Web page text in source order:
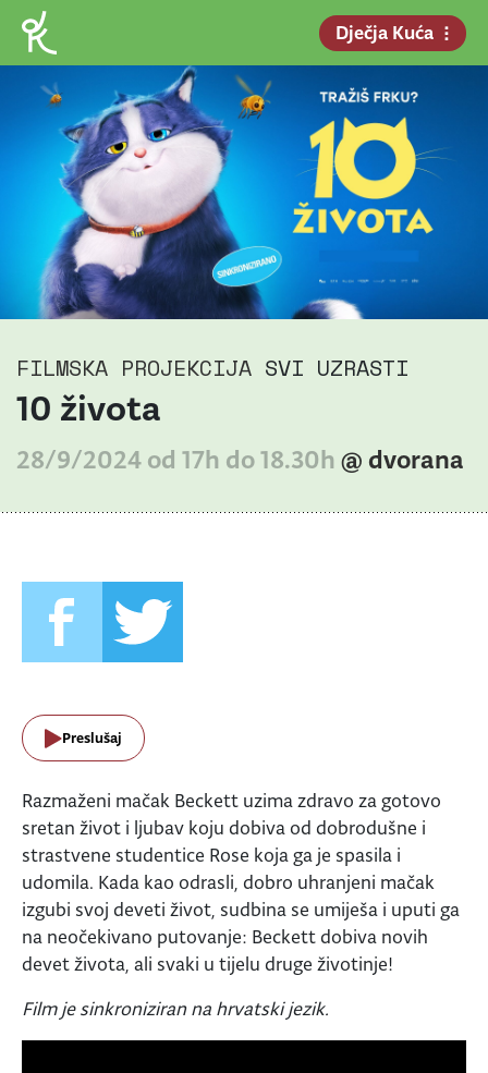
Dječja Kuća
FILMSKA PROJEKCIJA SVI UZRASTI
10 života
28/9/2024 od 17h do 18.30h @ dvorana
Preslušaj
Razmaženi mačak Beckett uzima zdravo za gotovo
sretan život i ljubav koju dobiva od dobrodušne i
strastvene studentice Rose koja ga je spasila i
udomila. Kada kao odrasli, dobro uhranjeni mačak
izgubi svoj deveti život, sudbina se umiješa i uputi ga
na neočekivano putovanje: Beckett dobiva novih
devet života, ali svaki u tijelu druge životinje!
Film je sinkroniziran na hrvatski jezik.